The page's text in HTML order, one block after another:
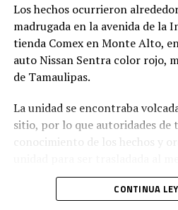
Los hechos ocurrieron
madrugada en la avenida de la
tienda Comex en Monte Alto,
auto Nissan Sentra color rojo,
de Tamaulipas.
La unidad se encontraba
sitio, por lo que autoridades
conocimiento de los hechos y
CONTINUA